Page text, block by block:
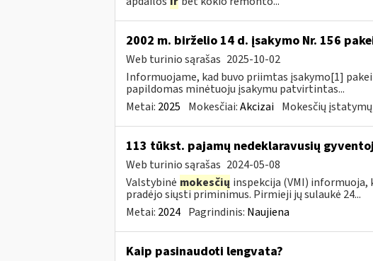
2002 m. birželio 14 d. įsakymo Nr. 156
Web turinio sąrašas 2025-10-02
Informuojame, kad buvo priimtas įsakymo[1]
papildomas minėtuoju įsakymu patvirtintas...
Metai: 2025 Mokesčiai:Akcizai Mokesčių
113 tūkst. pajamų nedeklaravusių
Web turinio sąrašas 2024-05-08
Valstybinė mokesčių inspekcija (VMI)
pradėjo siųsti priminimus. Pirmieji jų sulaukė 24...
Metai: 2024 Pagrindinis: Naujiena
Kaip pasinaudoti lengvata?